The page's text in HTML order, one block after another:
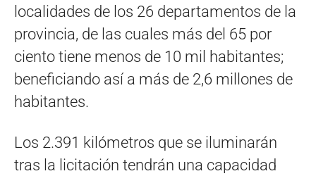
localidades de los 26 departamentos de la
provincia, de las cuales más del 65 por
ciento tiene menos de 10 mil habitantes;
beneficiando así a más de 2,6 millones de
habitantes.
Los 2.391 kilómetros que se iluminarán
tras la licitación tendrán una capacidad